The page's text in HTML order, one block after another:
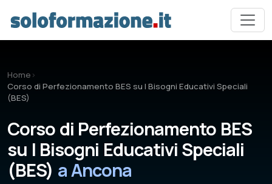
Home ›
Corso di Perfezionamento BES su I Bisogni Educativi Speciali
(BES)
Corso di Perfezionamento BES
su I Bisogni Educativi Speciali
(BES) a Ancona